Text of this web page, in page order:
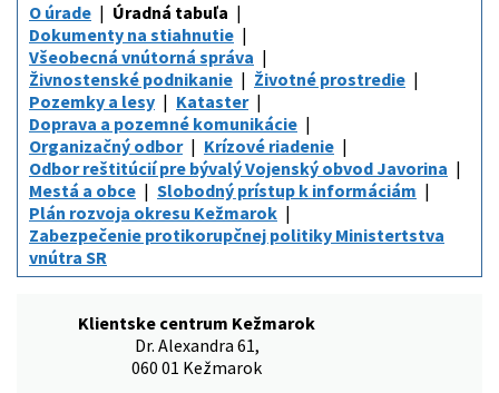
O úrade
Úradná tabuľa
Dokumenty na stiahnutie
Všeobecná vnútorná správa
Živnostenské podnikanie
Životné prostredie
Pozemky a lesy
Kataster
Doprava a pozemné komunikácie
Organizačný odbor
Krízové riadenie
Odbor reštitúcií pre bývalý Vojenský obvod Javorina
Mestá a obce
Slobodný prístup k informáciám
Plán rozvoja okresu Kežmarok
Zabezpečenie protikorupčnej politiky Ministertstva
vnútra SR
Klientske centrum Kežmarok
Dr. Alexandra 61,
060 01 Kežmarok